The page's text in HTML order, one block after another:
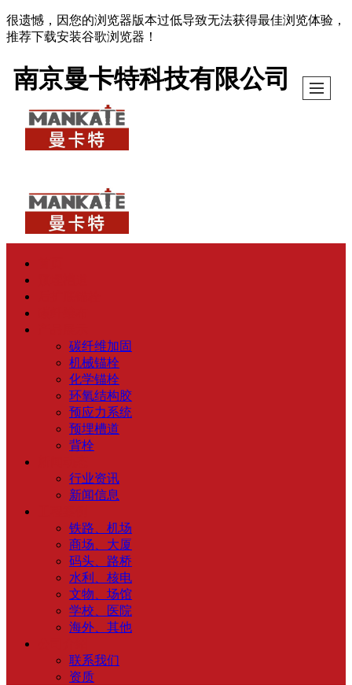
很遗憾，因您的浏览器版本过低导致无法获得最佳浏览体验，
推荐下载安装谷歌浏览器！
南京曼卡特科技有限公司
碳纤维加固
机械锚栓
化学锚栓
环氧结构胶
预应力系统
预埋槽道
背栓
行业资讯
新闻信息
铁路、机场
商场、大厦
码头、路桥
水利、核电
文物、场馆
学校、医院
海外、其他
联系我们
资质